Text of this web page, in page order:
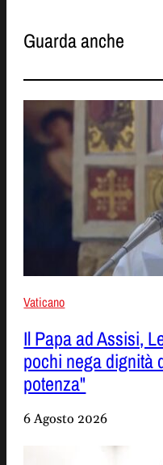
Guarda anche
Vaticano
Il Papa ad Assisi,
pochi nega dignità
potenza"
6 Agosto 2026